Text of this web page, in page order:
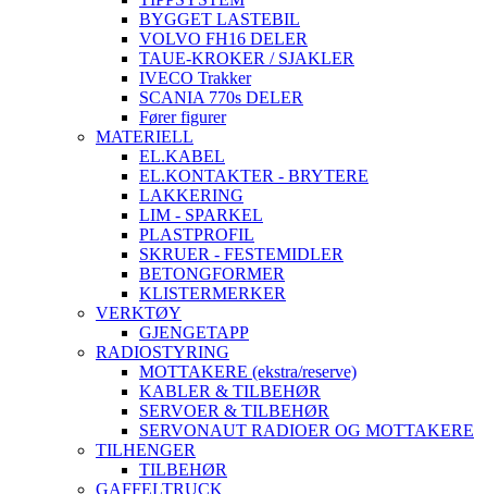
BYGGET LASTEBIL
VOLVO FH16 DELER
TAUE-KROKER / SJAKLER
IVECO Trakker
SCANIA 770s DELER
Fører figurer
MATERIELL
EL.KABEL
EL.KONTAKTER - BRYTERE
LAKKERING
LIM - SPARKEL
PLASTPROFIL
SKRUER - FESTEMIDLER
BETONGFORMER
KLISTERMERKER
VERKTØY
GJENGETAPP
RADIOSTYRING
MOTTAKERE (ekstra/reserve)
KABLER & TILBEHØR
SERVOER & TILBEHØR
SERVONAUT RADIOER OG MOTTAKERE
TILHENGER
TILBEHØR
GAFFELTRUCK